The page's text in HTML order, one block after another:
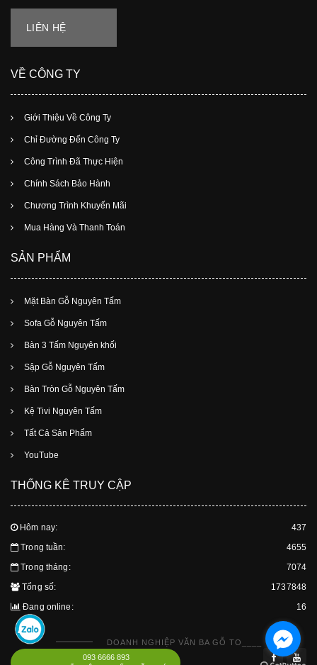
LIÊN HỆ
VỀ CÔNG TY
Giới Thiệu Về Công Ty
Chỉ Đường Đến Công Ty
Công Trình Đã Thực Hiện
Chính Sách Bảo Hành
Chương Trình Khuyến Mãi
Mua Hàng Và Thanh Toán
SẢN PHẨM
Mặt Bàn Gỗ Nguyên Tấm
Sofa Gỗ Nguyên Tấm
Bàn 3 Tấm Nguyên khối
Sập Gỗ Nguyên Tấm
Bàn Tròn Gỗ Nguyên Tấm
Kệ Tivi Nguyên Tấm
Tất Cả Sản Phẩm
YouTube
THỐNG KÊ TRUY CẬP
Hôm nay:
437
Trong tuần:
4655
Trong tháng:
7074
Tổng số:
1737848
Đang online:
16
DOANH NGHIỆP VĂN BA GỖ TO____
093 6666 893